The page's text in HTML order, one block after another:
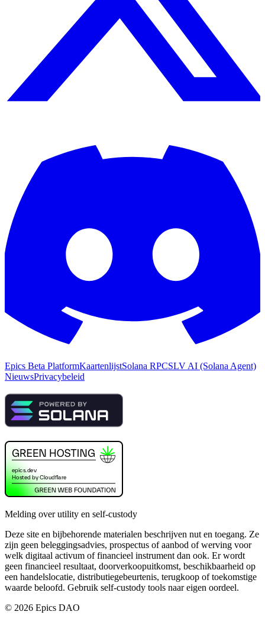
Epics Beta PlatformKaartenlijstSolana RPCSLV AI (Solana Agent)
NieuwsPrivacybeleid
Melding over utility en self-custody
Deze site en bijbehorende materialen beschrijven nut en toegang. Ze
zijn geen beleggingsadvies, prospectus of aanbod of werving voor
welk digitaal activum of financieel instrument dan ook. Er wordt
geen financieel resultaat, doorverkoopuitkomst, beschikbaarheid op
een handelslocatie, distributiegebeurtenis, terugkoop of toekomstige
waarde beloofd. Gebruik self-custody tools naar eigen oordeel.
© 2026 Epics DAO